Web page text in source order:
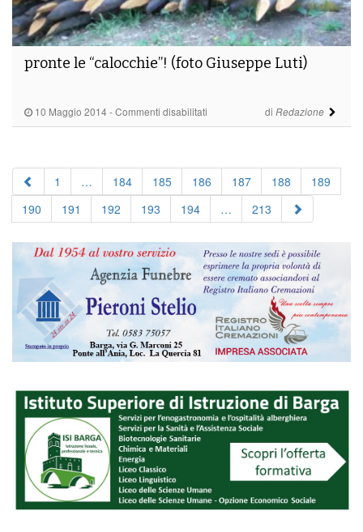
10 Maggio 2014 -Commenti disabilitati
pronte
(foto
Giuseppe
Luti)
di Redazione
pronte le “calocchie”! (foto Giuseppe Luti)
1 … 184 185 186 187 188
189
190
191 192 193 194 … 213